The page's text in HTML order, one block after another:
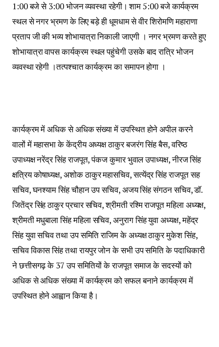
1:00 बजे से 3:00 भोजन व्यवस्था रहेगी। शाम 5:00 बजे कार्यक्रम
स्थल से नगर भ्रमण के लिए बड़े ही धूमधाम से वीर शिरोमणि महाराणा
प्रताप जी की भव्य शोभायात्रा निकाली जाएगी । नगर भ्रमण करते हुए
शोभायात्रा वापस कार्यक्रम स्थल पहुंचेगी उसके बाद रात्रि भोजन
व्यवस्था रहेगी ।‌तत्पश्चात कार्यक्रम का समापन होगा ।
कार्यक्रम में अधिक से अधिक संख्या में उपस्थित होने अपील करने
वालों में महासभा के केंद्रीय अध्यक्ष ठाकुर बजरंग सिंह बैस, वरिष्ठ
उपाध्यक्ष नरेंद्र सिंह राजपूत, पंकज कुमार भुवाल उपाध्यक्ष, नीरज सिंह
क्षत्रिय कोषाध्यक्ष, अशोक ठाकुर महासचिव, सत्येंद्र सिंह राजपूत सह
सचिव, घनश्याम सिंह चौहान उप सचिव, अजय सिंह संगठन सचिव, डॉ.
जितेंद्र सिंह ठाकुर प्रचार सचिव, श्रीमती रश्मि राजपूत महिला अध्यक्ष,
श्रीमती मधुबाला सिंह महिला सचिव, अनुराग सिंह युवा अध्यक्ष, महेंद्र
सिंह युवा सचिव तथा उप समिति राजिम के अध्यक्ष ठाकुर मुकेश सिंह,
सचिव विकास सिंह तथा रायपुर जोन के सभी उप समिति के पदाधिकारी
ने छत्तीसगढ़ के 37 उप समितियों के राजपूत समाज के सदस्यों को
अधिक से अधिक संख्या में कार्यक्रम को सफल बनाने कार्यक्रम में
उपस्थित होने आह्वान किया है।